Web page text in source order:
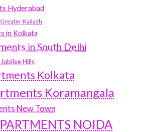
Hyderabad
Kailash
in Kolkata
in South Delhi
Hills
Kolkata
Koramangala
New Town
NOIDA